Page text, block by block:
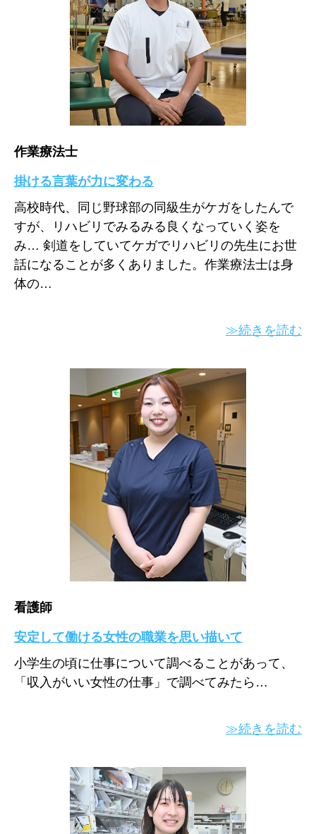
作業療法士
掛ける言葉が力に変わる
高校時代、同じ野球部の同級生がケガをしたんで
すが、リハビリでみるみる良くなっていく姿を
み… 剣道をしていてケガでリハビリの先生にお世
話になることが多くありました。作業療法士は身
体の…
≫続きを読む
看護師
安定して働ける女性の職業を思い描いて
小学生の頃に仕事について調べることがあって、
「収入がいい女性の仕事」で調べてみたら…
≫続きを読む